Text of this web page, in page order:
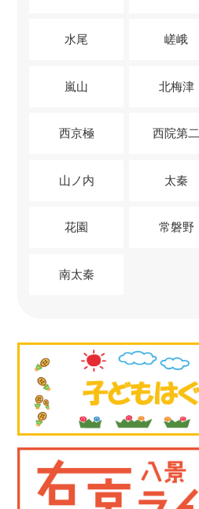
水尾 嵯峨
嵐山 北梅津
西京極 西院第二
山ノ内 太秦
花園 常磐野
南太秦